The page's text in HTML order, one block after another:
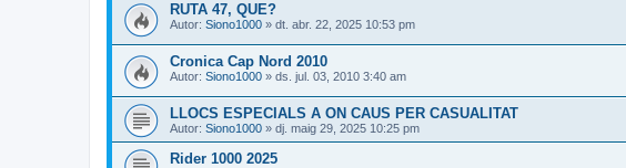
RUTA 47, QUE?
Autor: Siono1000 » dt. abr. 22, 2025 10:53 pm
Cronica Cap Nord 2010
Autor: Siono1000 » ds. jul. 03, 2010 3:40 am
LLOCS ESPECIALS A ON CAUS PER CASUALITAT
Autor: Siono1000 » dj. maig 29, 2025 10:25 pm
Rider 1000 2025